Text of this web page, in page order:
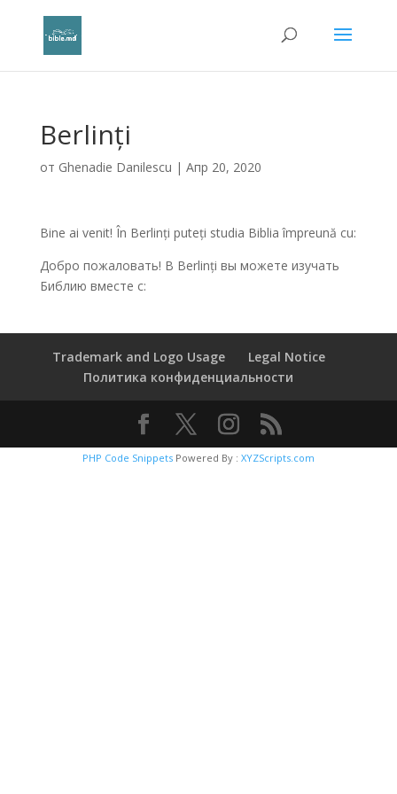
Berlinți
от Ghenadie Danilescu | Апр 20, 2020
Bine ai venit! În Berlinți puteți studia Biblia împreună cu:
Добро пожаловать! В Berlinți вы можете изучать
Библию вместе с:
Trademark and Logo Usage
Legal Notice
Политика конфиденциальности
PHP Code Snippets Powered By : XYZScripts.com